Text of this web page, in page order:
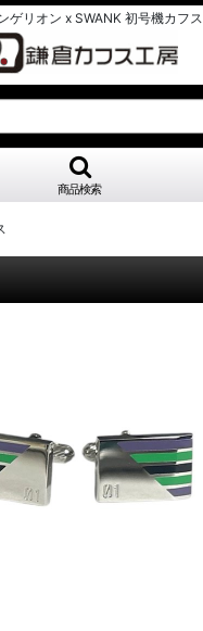
ゲリオン x SWANK 初号機カフス
商品検索